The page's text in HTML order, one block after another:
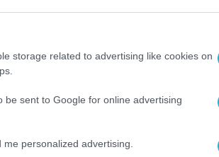
storage related to advertising like cookies on
be sent to Google for online advertising
personalized advertising.